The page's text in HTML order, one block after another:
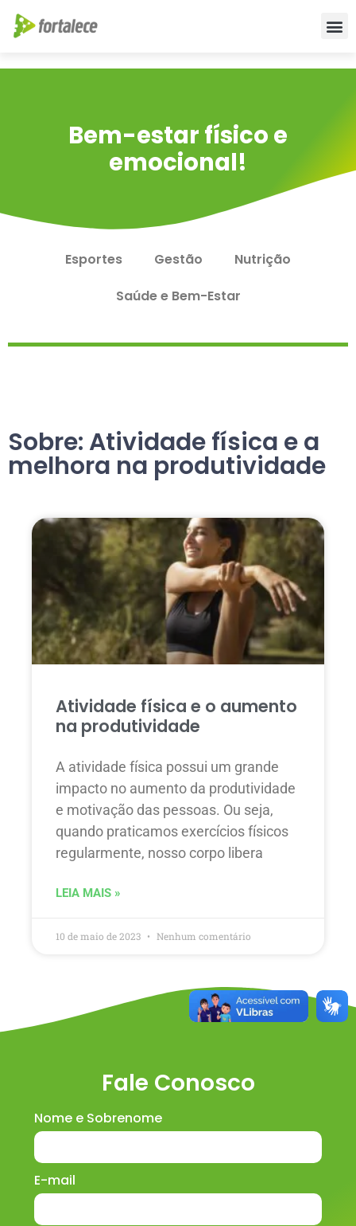
Bem-estar físico e
emocional!
Esportes Gestão
Nutrição
Saúde e Bem-Estar
Sobre: Atividade física e a
melhora na produtividade
Atividade física e o aumento
na produtividade
A atividade física possui um grande
impacto no aumento da produtividade
e motivação das pessoas. Ou seja,
quando praticamos exercícios físicos
regularmente, nosso corpo libera
LEIA MAIS »
10 de maio de 2023 Nenhum comentário
Fale Conosco
Nome e Sobrenome
E-mail